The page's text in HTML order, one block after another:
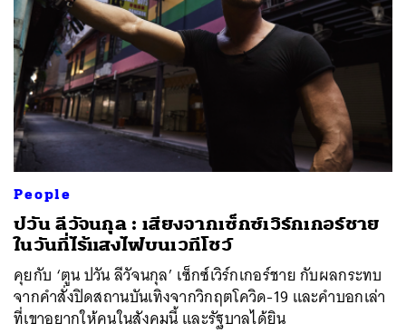
People
ปวัน ลีวัจนกุล : เสียงจากเซ็กซ์เวิร์กเกอร์ชาย
ในวันที่ไร้แสงไฟบนเวทีโชว์
คุยกับ ‘ตูน ปวัน ลีวัจนกุล’ เซ็กซ์เวิร์กเกอร์ชาย กับผลกระทบ
จากคำสั่งปิดสถานบันเทิงจากวิกฤตโควิด-19 และคำบอกเล่า
ที่เขาอยากให้คนในสังคมนี้ และรัฐบาลได้ยิน
ค้นหา
TWEET EMAIL